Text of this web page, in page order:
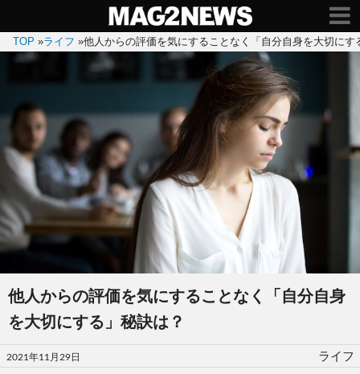
TOP »ライフ »他人からの評価を気にすることなく「自分自身を大切にす
他人からの評価を気にすることなく「自分自身
を大切にする」秘訣は？
投
稿
2021年11月29日 ライフ